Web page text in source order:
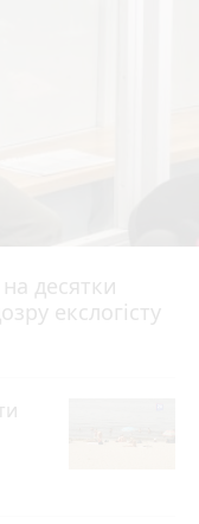
десятки
екслогісту